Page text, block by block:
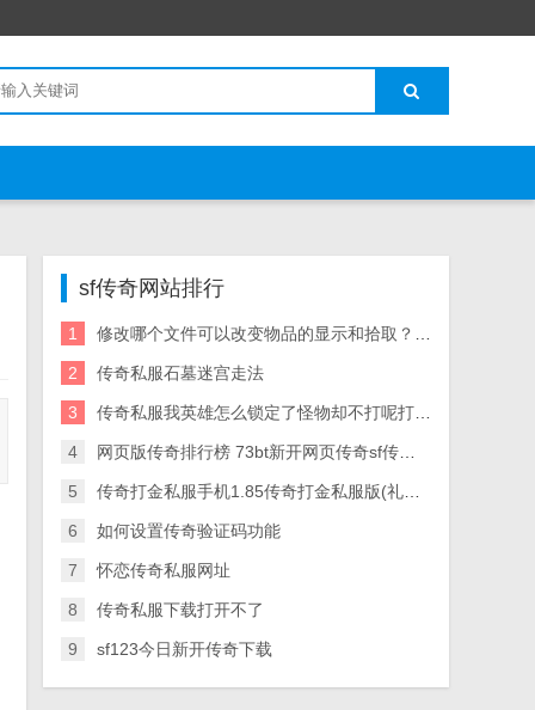
sf传奇网站排行
1 修改哪个文件可以改变物品的显示和拾取？就 – 手机爱问
2 传奇私服石墓迷宫走法
3 传奇私服我英雄怎么锁定了怪物却不打呢打着打 可是就算算我锁定了怪物他为什么也不打呢
4 网页版传奇排行榜 73bt新开网页传奇sf传奇世界
5 传奇打金私服手机1.85传奇打金私服版(礼包码)
6 如何设置传奇验证码功能
7 怀恋传奇私服网址
8 传奇私服下载打开不了
9 sf123今日新开传奇下载